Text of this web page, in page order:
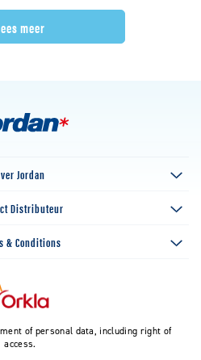
meer
Jordan
Distributeur
& Conditions
of personal data, including right of
access.